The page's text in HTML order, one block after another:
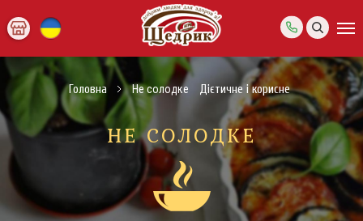
Головна Не солодке Дієтичне і корисне
НЕ СОЛОДКЕ